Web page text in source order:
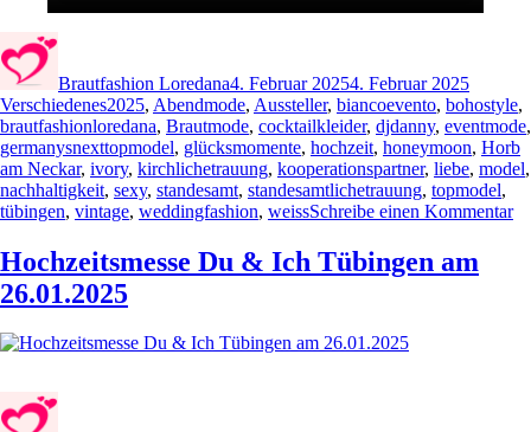
Brautfashion Loredana4. Februar 20254. Februar 2025
VerschiedenesSchlagwörter
2025, Abendmode, Aussteller, biancoevento, bohostyle,
brautfashionloredana, Brautmode, cocktailkleider, djdanny, eventmode,
germanysnexttopmodel, glücksmomente, hochzeit, honeymoon, Horb
am Neckar, ivory, kirchlichetrauung, kooperationspartner, liebe, model,
nachhaltigkeit, sexy, standesamt, standesamtlichetrauung, topmodel,
tübingen, vintage, weddingfashion, weissSchreibe einen Kommentarzu
Hochzeitsmesse Du & Ich Tübingen am
26.01.2025